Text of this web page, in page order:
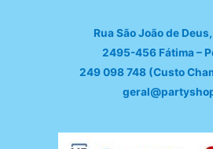
Rua São João de
2495-456 Fátima –
249 098 748 (Custo